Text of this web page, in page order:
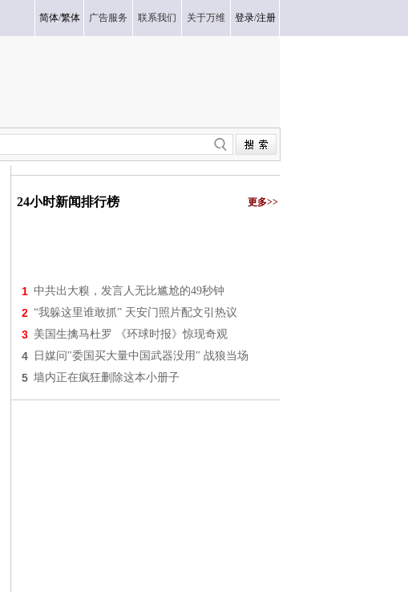
简体/繁体 广告服务 联系我们 关于万维 登录/注册
24小时新闻排行榜 更多>>
1 中共出大糗，发言人无比尴尬的49秒钟
2 “我躲这里谁敢抓” 天安门照片配文引热议
3 美国生擒马杜罗 《环球时报》惊现奇观
4 日媒问"委国买大量中国武器没用" 战狼当场
5 墙内正在疯狂删除这本小册子